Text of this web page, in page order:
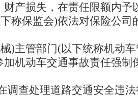
产损失，在责任限额内予
称保监会)依法对保险公
)主管部门(以下统称机动
机动车交通事故责任强
调查处理道路交通安全违